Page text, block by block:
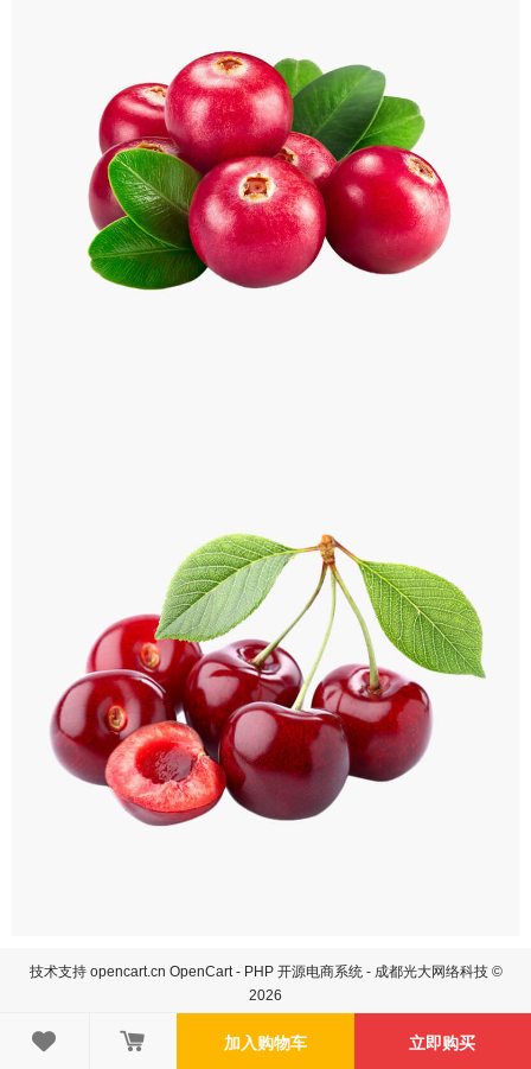
 加入购物车 立即购买
技术支持 opencart.cn OpenCart - PHP 开源电商系统 - 成都光大网络科技 ©
2026